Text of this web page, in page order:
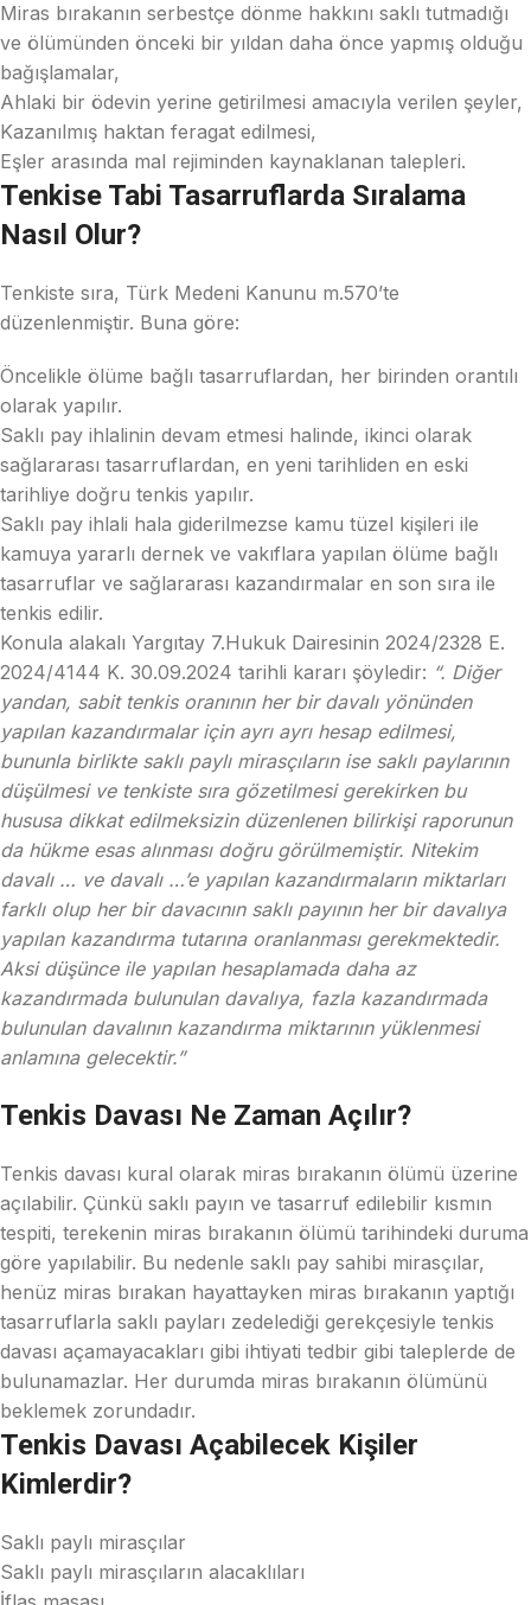
Miras bırakanın serbestçe dönme hakkını saklı tutmadığı
ve ölümünden önceki bir yıldan daha önce yapmış olduğu
bağışlamalar,
Ahlaki bir ödevin yerine getirilmesi amacıyla verilen şeyler,
Kazanılmış haktan feragat edilmesi,
Eşler arasında mal rejiminden kaynaklanan talepleri.
Tenkise Tabi Tasarruflarda Sıralama
Nasıl Olur?
Tenkiste sıra, Türk Medeni Kanunu m.570’te
düzenlenmiştir. Buna göre:
Öncelikle ölüme bağlı tasarruflardan, her birinden orantılı
olarak yapılır.
Saklı pay ihlalinin devam etmesi halinde, ikinci olarak
sağlararası tasarruflardan, en yeni tarihliden en eski
tarihliye doğru tenkis yapılır.
Saklı pay ihlali hala giderilmezse kamu tüzel kişileri ile
kamuya yararlı dernek ve vakıflara yapılan ölüme bağlı
tasarruflar ve sağlararası kazandırmalar en son sıra ile
tenkis edilir.
Konula alakalı Yargıtay 7.Hukuk Dairesinin 2024/2328 E.
2024/4144 K. 30.09.2024 tarihli kararı şöyledir: “. Diğer
yandan, sabit tenkis oranının her bir davalı yönünden
yapılan kazandırmalar için ayrı ayrı hesap edilmesi,
bununla birlikte saklı paylı mirasçıların ise saklı paylarının
düşülmesi ve tenkiste sıra gözetilmesi gerekirken bu
hususa dikkat edilmeksizin düzenlenen bilirkişi raporunun
da hükme esas alınması doğru görülmemiştir. Nitekim
davalı … ve davalı …’e yapılan kazandırmaların miktarları
farklı olup her bir davacının saklı payının her bir davalıya
yapılan kazandırma tutarına oranlanması gerekmektedir.
Aksi düşünce ile yapılan hesaplamada daha az
kazandırmada bulunulan davalıya, fazla kazandırmada
bulunulan davalının kazandırma miktarının yüklenmesi
anlamına gelecektir.”
Tenkis Davası Ne Zaman Açılır?
Tenkis davası kural olarak miras bırakanın ölümü üzerine
açılabilir. Çünkü saklı payın ve tasarruf edilebilir kısmın
tespiti, terekenin miras bırakanın ölümü tarihindeki duruma
göre yapılabilir. Bu nedenle saklı pay sahibi mirasçılar,
henüz miras bırakan hayattayken miras bırakanın yaptığı
tasarruflarla saklı payları zedelediği gerekçesiyle tenkis
davası açamayacakları gibi ihtiyati tedbir gibi taleplerde de
bulunamazlar. Her durumda miras bırakanın ölümünü
beklemek zorundadır.
Tenkis Davası Açabilecek Kişiler
Kimlerdir?
Saklı paylı mirasçılar
Saklı paylı mirasçıların alacaklıları